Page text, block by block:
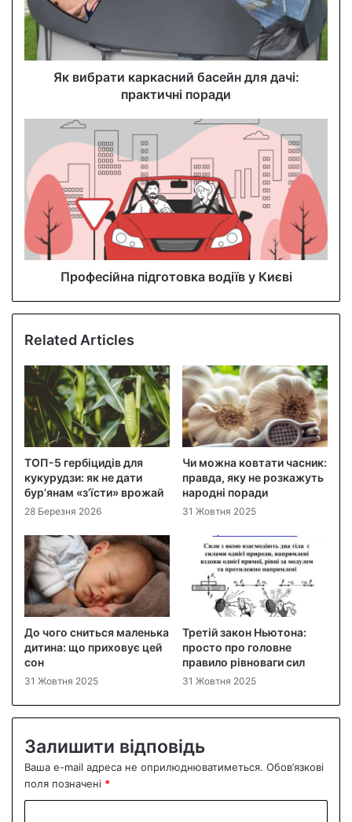
i
a
d
s
Як вибрати каркасний басейн для дачі:
практичні поради
Професійна підготовка водіїв у Києві
Related Articles
ТОП-5 гербіцидів для
кукурудзи: як не дати
бур’янам «з’їсти» врожай
28 Березня 2026
Чи можна ковтати часник:
правда, яку не розкажуть
народні поради
31 Жовтня 2025
До чого сниться маленька
дитина: що приховує цей
сон
31 Жовтня 2025
Третій закон Ньютона:
просто про головне
правило рівноваги сил
31 Жовтня 2025
Залишити відповідь
Ваша e-mail адреса не оприлюднюватиметься. Обов’язкові
поля позначені *